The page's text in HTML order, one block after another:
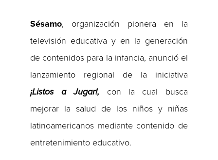
Sésamo, organización pionera en la
televisión educativa y en la generación
de contenidos para la infancia, anunció el
lanzamiento regional de la iniciativa
¡Listos a Jugar!, con la cual busca
mejorar la salud de los niños y niñas
latinoamericanos mediante contenido de
entretenimiento educativo.